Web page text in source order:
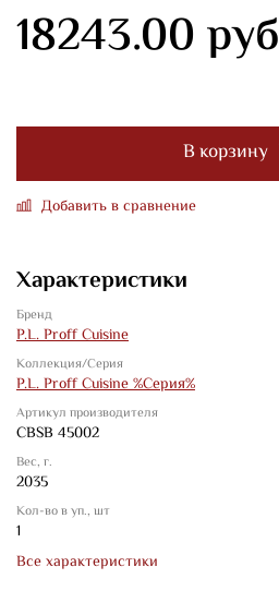
18243.00 руб
В корзину
Добавить в сравнение
Характеристики
Бренд
P.L. Proff Cuisine
Коллекция/Серия
P.L. Proff Cuisine %Серия%
Артикул производителя
CBSB 45002
Вес, г.
2035
Кол-во в уп., шт
1
Все характеристики